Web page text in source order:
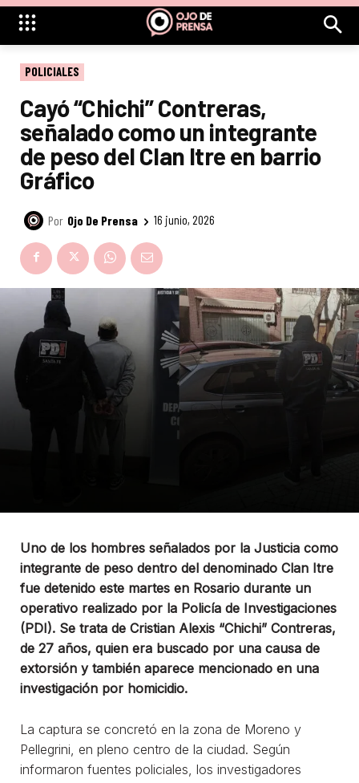
POLICIALES
Cayó “Chichi” Contreras,
señalado como un integrante
de peso del Clan Itre en barrio
Gráfico
Por Ojo De Prensa 16 junio, 2026
Uno de los hombres señalados por la Justicia como
integrante de peso dentro del denominado Clan Itre
fue detenido este martes en Rosario durante un
operativo realizado por la Policía de Investigaciones
(PDI). Se trata de Cristian Alexis “Chichi” Contreras,
de 27 años, quien era buscado por una causa de
extorsión y también aparece mencionado en una
investigación por homicidio.
La captura se concretó en la zona de Moreno y
Pellegrini, en pleno centro de la ciudad. Según
informaron fuentes policiales, los investigadores